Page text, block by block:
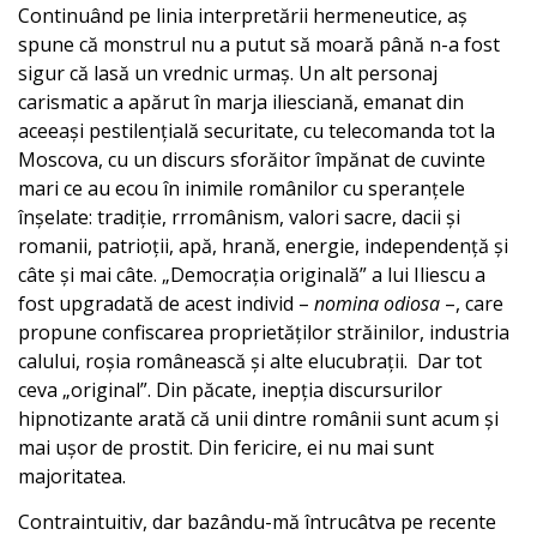
Continuând pe linia interpretării hermeneutice, aș
spune că monstrul nu a putut să moară până n-a fost
sigur că lasă un vrednic urmaș. Un alt personaj
carismatic a apărut în marja iliesciană, emanat din
aceeași pestilențială securitate, cu telecomanda tot la
Moscova, cu un discurs sforăitor împănat de cuvinte
mari ce au ecou în inimile românilor cu speranțele
înșelate: tradiție, rrromânism, valori sacre, dacii și
romanii, patrioții, apă, hrană, energie, independență și
câte și mai câte. „Democrația originală” a lui Iliescu a
fost upgradată de acest individ – nomina odiosa –, care
propune confiscarea proprietăților străinilor, industria
calului, roșia românească și alte elucubrații. Dar tot
ceva „original”. Din păcate, inepția discursurilor
hipnotizante arată că unii dintre românii sunt acum și
mai ușor de prostit. Din fericire, ei nu mai sunt
majoritatea.
Contraintuitiv, dar bazându-mă întrucâtva pe recente